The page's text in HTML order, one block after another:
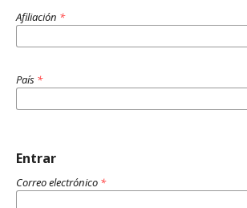
Afiliación *
País *
Entrar
Correo electrónico *